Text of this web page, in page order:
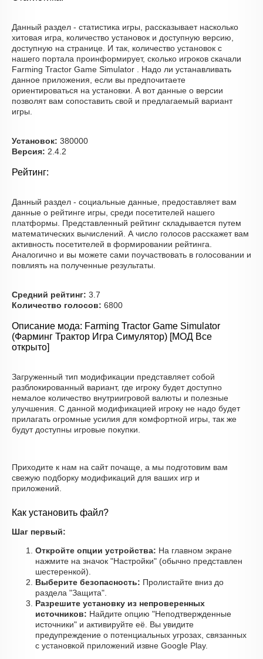
Данный раздел - статистика игры, рассказывает насколько
хитовая игра, количество установок и доступную версию,
доступную на странице. И так, количество установок с
нашего портала проинформирует, сколько игроков скачали
Farming Tractor Game Simulator . Надо ли устанавливать
данное приложения, если вы предпочитаете
ориентироваться на установки. А вот данные о версии
позволят вам сопоставить свой и предлагаемый вариант
игры.
Установок: 380000
Версия: 2.4.2
Рейтинг:
Данный раздел - социальные данные, предоставляет вам
данные о рейтинге игры, среди посетителей нашего
платформы. Представленный рейтинг складывается путем
математических вычислений. А число голосов расскажет вам
активность посетителей в формировании рейтинга.
Аналогично и вы можете сами поучаствовать в голосовании и
повлиять на полученные результаты.
Средний рейтинг: 3.7
Количество голосов: 6800
Описание мода: Farming Tractor Game Simulator
(Фарминг Трактор Игра Симулятор) [МОД Все
открыто]
Загруженный тип модификации представляет собой
разблокированный вариант, где игроку будет доступно
немалое количество внутриигровой валюты и полезные
улучшения. С данной модификацией игроку не надо будет
прилагать огромные усилия для комфортной игры, так же
будут доступны игровые покупки.
Приходите к нам на сайт почаще, а мы подготовим вам
свежую подборку модификаций для ваших игр и
приложений.
Как установить файл?
Шаг первый:
Откройте опции устройства: На главном экране
нажмите на значок "Настройки" (обычно представлен
шестеренкой).
Выберите безопасность: Пролистайте вниз до
раздела "Защита".
Разрешите установку из непроверенных
источников: Найдите опцию "Неподтвержденные
источники" и активируйте её. Вы увидите
предупреждение о потенциальных угрозах, связанных
с установкой приложений извне Google Play.